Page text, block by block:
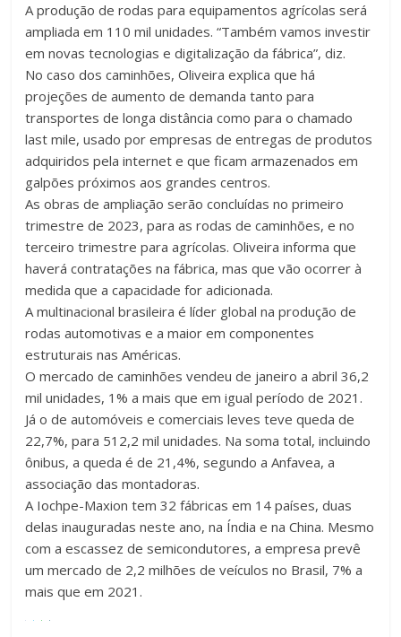
A produção de rodas para equipamentos agrícolas será
ampliada em 110 mil unidades. “Também vamos investir
em novas tecnologias e digitalização da fábrica”, diz.
No caso dos caminhões, Oliveira explica que há
projeções de aumento de demanda tanto para
transportes de longa distância como para o chamado
last mile, usado por empresas de entregas de produtos
adquiridos pela internet e que ficam armazenados em
galpões próximos aos grandes centros.
As obras de ampliação serão concluídas no primeiro
trimestre de 2023, para as rodas de caminhões, e no
terceiro trimestre para agrícolas. Oliveira informa que
haverá contratações na fábrica, mas que vão ocorrer à
medida que a capacidade for adicionada.
A multinacional brasileira é líder global na produção de
rodas automotivas e a maior em componentes
estruturais nas Américas.
O mercado de caminhões vendeu de janeiro a abril 36,2
mil unidades, 1% a mais que em igual período de 2021.
Já o de automóveis e comerciais leves teve queda de
22,7%, para 512,2 mil unidades. Na soma total, incluindo
ônibus, a queda é de 21,4%, segundo a Anfavea, a
associação das montadoras.
A Iochpe-Maxion tem 32 fábricas em 14 países, duas
delas inauguradas neste ano, na Índia e na China. Mesmo
com a escassez de semicondutores, a empresa prevê
um mercado de 2,2 milhões de veículos no Brasil, 7% a
mais que em 2021.